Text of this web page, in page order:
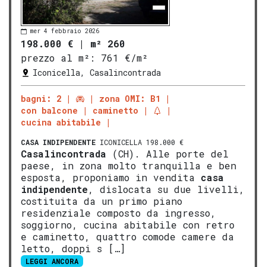
mer 4 febbraio 2026
198.000 € | m² 260
prezzo al m²:
761 €/m²
Iconicella, Casalincontrada
bagni: 2
zona OMI: B1
con balcone
caminetto
cucina abitabile
CASA INDIPENDENTE ICONICELLA 198.000 €
Casalincontrada (CH). Alle porte del
paese, in zona molto tranquilla e ben
esposta, proponiamo in vendita casa
indipendente, dislocata su due livelli,
costituita da un primo piano
residenziale composto da ingresso,
soggiorno, cucina abitabile con retro
e caminetto, quattro comode camere da
letto, doppi s […]
LEGGI ANCORA